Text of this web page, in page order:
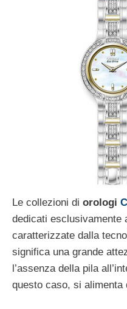
Le collezioni di orologi
dedicati esclusivamente
caratterizzate dalla
significa una grande
l’assenza della pila
questo caso, si alimenta